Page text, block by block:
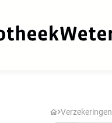
Verzekeringen